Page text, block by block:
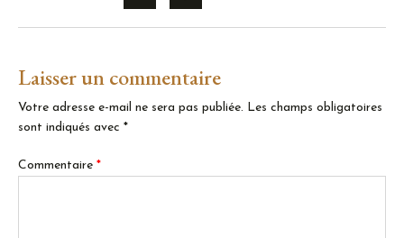
Laisser un commentaire
Votre adresse e-mail ne sera pas publiée. Les champs obligatoires
sont indiqués avec *
Commentaire *